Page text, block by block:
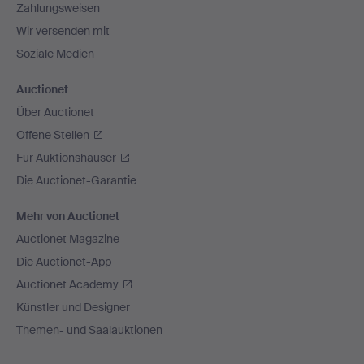
Zahlungsweisen
Wir versenden mit
Soziale Medien
Auctionet
Über Auctionet
Offene Stellen
Für Auktionshäuser
Die Auctionet-Garantie
Mehr von Auctionet
Auctionet Magazine
Die Auctionet-App
Auctionet Academy
Künstler und Designer
Themen- und Saalauktionen